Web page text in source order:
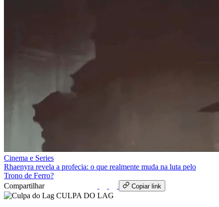
Cinema e Series
Rhaenyra revela a profecia: o que realmente muda na luta pelo
Trono de Ferro?
Compartilhar
Copiar link
CULPA DO LAG